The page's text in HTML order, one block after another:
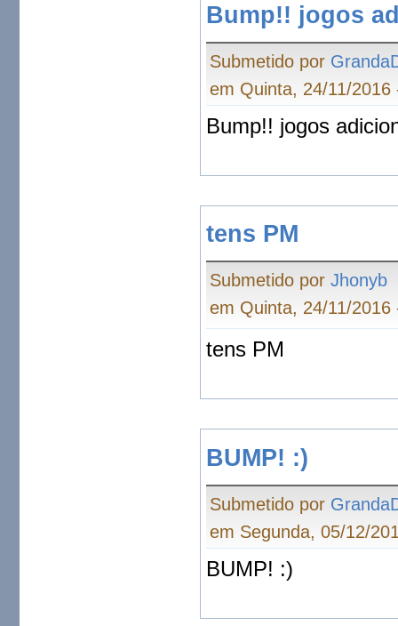
Bump!! jogos
Submetido por
em Quinta, 24/11/2016
Bump!! jogos
tens PM
Submetido porJhonyb
em Quinta, 24/11/2016
tens PM
BUMP! :)
Submetido por
em Segunda, 05/12/
BUMP! :)